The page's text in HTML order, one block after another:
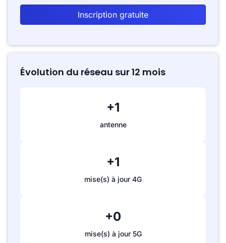
Inscription gratuite
Évolution du réseau sur 12 mois
+1
antenne
+1
mise(s) à jour 4G
+0
mise(s) à jour 5G